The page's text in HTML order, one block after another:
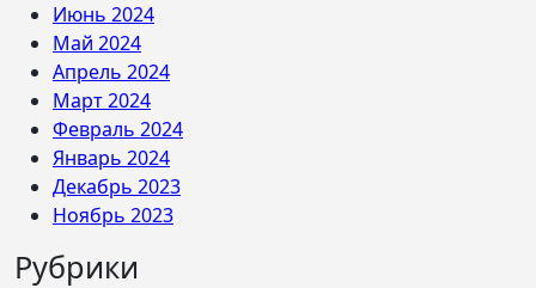
Июнь 2024
Май 2024
Апрель 2024
Март 2024
Февраль 2024
Январь 2024
Декабрь 2023
Ноябрь 2023
Рубрики